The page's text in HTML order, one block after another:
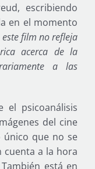
escribiendo
en el momento
film no refleja
acerca de la
a las
el psicoanálisis
del cine
único que no se
cuenta a la hora
está en